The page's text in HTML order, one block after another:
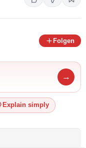
Folgen
→
Explain simply